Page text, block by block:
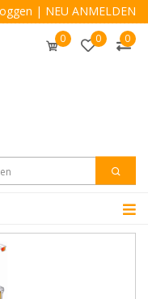
| NEU ANMELDEN
0 0 0